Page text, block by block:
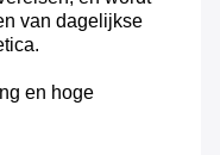
van dagelijkse
en hoge